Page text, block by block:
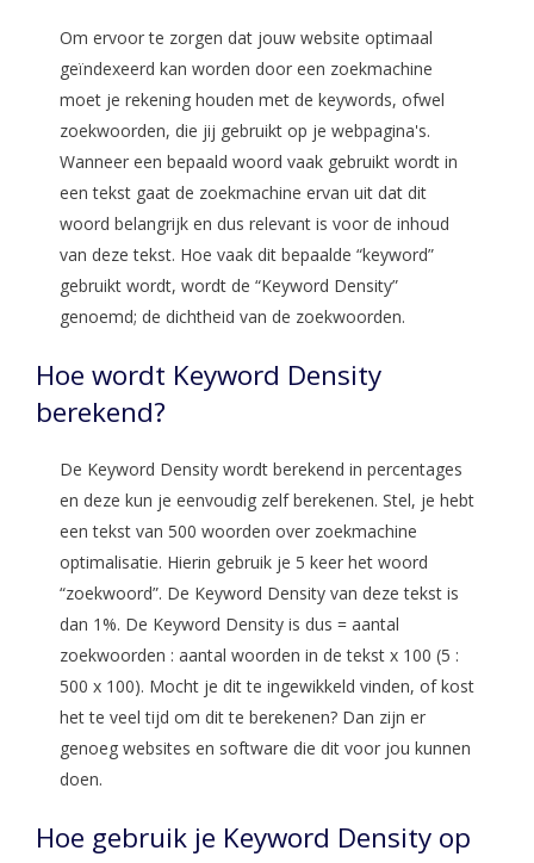
Om ervoor te zorgen dat jouw website optimaal
geïndexeerd kan worden door een zoekmachine
moet je rekening houden met de keywords, ofwel
zoekwoorden, die jij gebruikt op je webpagina's.
Wanneer een bepaald woord vaak gebruikt wordt in
een tekst gaat de zoekmachine ervan uit dat dit
woord belangrijk en dus relevant is voor de inhoud
van deze tekst. Hoe vaak dit bepaalde “keyword”
gebruikt wordt, wordt de “Keyword Density”
genoemd; de dichtheid van de zoekwoorden.
Hoe wordt Keyword Density
berekend?
De Keyword Density wordt berekend in percentages
en deze kun je eenvoudig zelf berekenen. Stel, je hebt
een tekst van 500 woorden over zoekmachine
optimalisatie. Hierin gebruik je 5 keer het woord
“zoekwoord”. De Keyword Density van deze tekst is
dan 1%. De Keyword Density is dus = aantal
zoekwoorden : aantal woorden in de tekst x 100 (5 :
500 x 100). Mocht je dit te ingewikkeld vinden, of kost
het te veel tijd om dit te berekenen? Dan zijn er
genoeg websites en software die dit voor jou kunnen
doen.
Hoe gebruik je Keyword Density op